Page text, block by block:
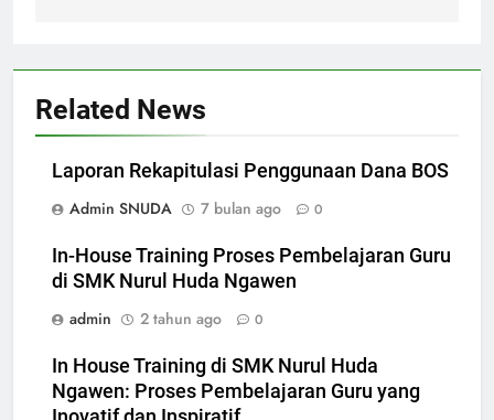
Related News
Laporan Rekapitulasi Penggunaan Dana BOS
Admin SNUDA
7 bulan ago 0
In-House Training Proses Pembelajaran Guru
di SMK Nurul Huda Ngawen
admin
2 tahun ago 0
In House Training di SMK Nurul Huda
Ngawen: Proses Pembelajaran Guru yang